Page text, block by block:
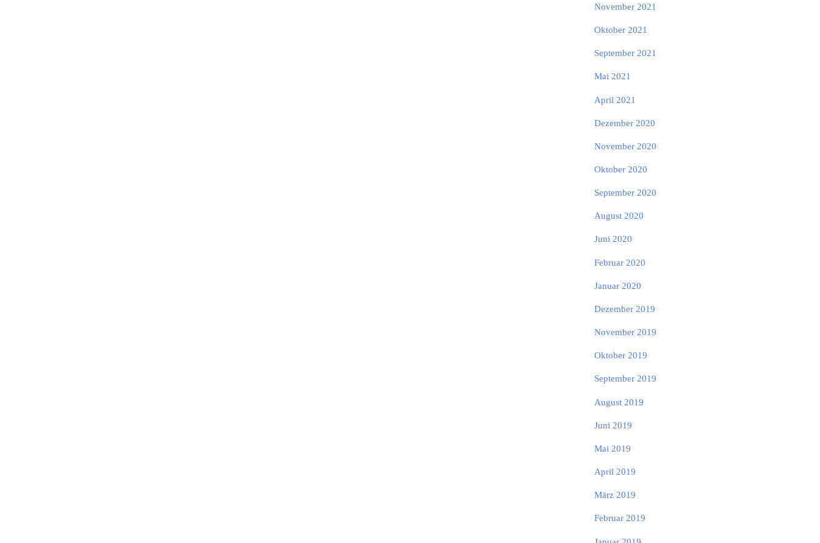
November 2021
Oktober 2021
September 2021
Mai 2021
April 2021
Dezember 2020
November 2020
Oktober 2020
September 2020
August 2020
Juni 2020
Februar 2020
Januar 2020
Dezember 2019
November 2019
Oktober 2019
September 2019
August 2019
Juni 2019
Mai 2019
April 2019
März 2019
Februar 2019